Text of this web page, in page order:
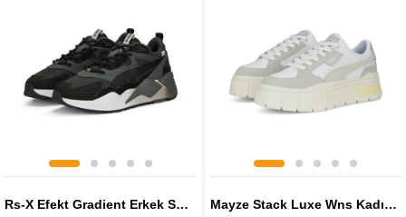
Rs-X Efekt Gradient Erkek Sneaker Mayze Stack Luxe Wns Kadın Sneaker